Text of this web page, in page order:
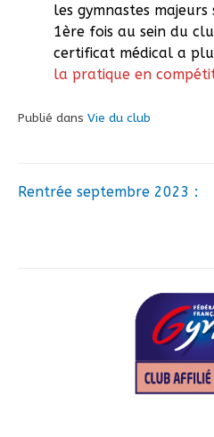
les gymnastes
1ère fois au sein du
certificat médical a
la pratique en
Publié dans Vie du club
Navigation
Rentrée septembre 2023 :